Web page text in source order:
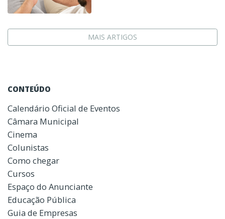
MAIS ARTIGOS
CONTEÚDO
Calendário Oficial de Eventos
Câmara Municipal
Cinema
Colunistas
Como chegar
Cursos
Espaço do Anunciante
Educação Pública
Guia de Empresas